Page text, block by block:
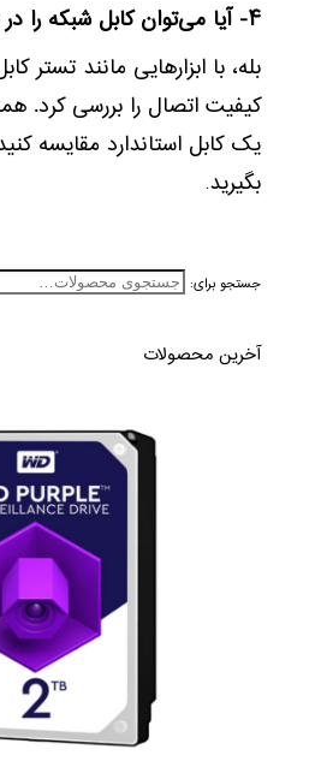
۴- آیا می‌توان کابل شبکه را در خانه تست کرد؟
بله، با ابزارهایی مانند تستر
کیفیت اتصال را بررسی کرد.
یک کابل استاندارد مقایسه
بگیرید.
جستجو برای:
آخرین محصولات